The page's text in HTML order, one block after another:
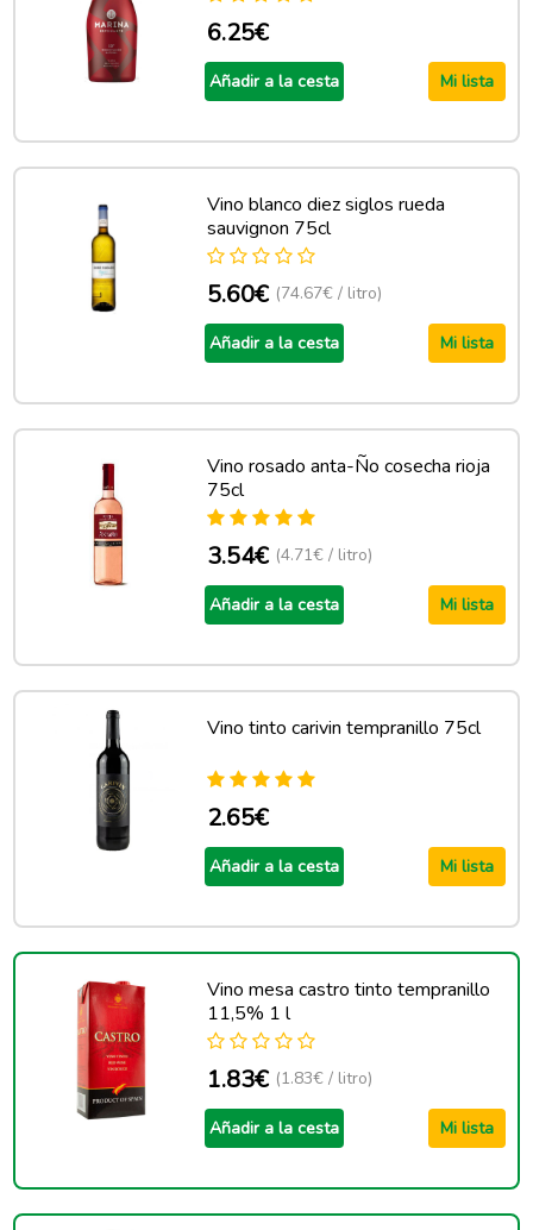
6.25€
Añadir a la cesta Mi lista
Vino blanco diez siglos rueda
sauvignon 75cl
5.60€ (74.67€ / litro)
Añadir a la cesta Mi lista
Vino rosado anta-Ño cosecha rioja
75cl
3.54€ (4.71€ / litro)
Añadir a la cesta Mi lista
Vino tinto carivin tempranillo 75cl
2.65€
Añadir a la cesta Mi lista
Vino mesa castro tinto tempranillo
11,5% 1 l
1.83€ (1.83€ / litro)
Añadir a la cesta Mi lista